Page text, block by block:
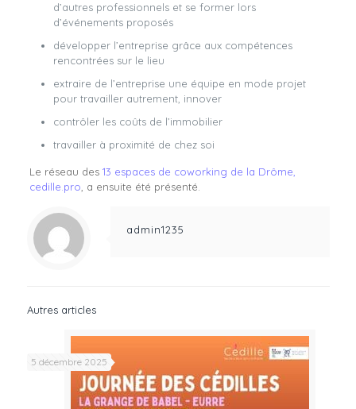
d’autres professionnels et se former lors
d’événements proposés
développer l’entreprise grâce aux compétences
rencontrées sur le lieu
extraire de l’entreprise une équipe en mode projet
pour travailler autrement, innover
contrôler les coûts de l’immobilier
travailler à proximité de chez soi
Le réseau des13 espaces de coworking de la Drôme,
cedille.pro , a ensuite été présenté.
admin1235
Autres articles
5 décembre 2025